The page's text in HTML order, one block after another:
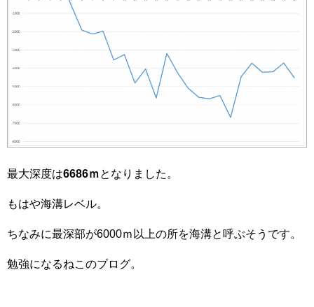
最大深度は6686ｍとなりました。
もはや海溝レベル。
ちなみに最深部が6000ｍ以上の所を海溝と呼ぶそうです。
勉強になるねこのブログ。